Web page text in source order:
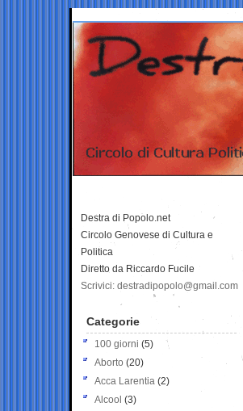
Destra di Popolo.net
Circolo Genovese di Cultura e
Politica
Diretto da Riccardo Fucile
Scrivici: destradipopolo@gmail.com
Categorie
100 giorni (5)
Aborto (20)
Acca Larentia (2)
Alcool (3)